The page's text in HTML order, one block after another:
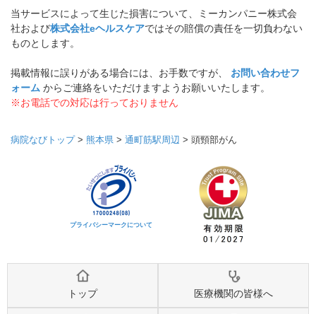
当サービスによって生じた損害について、ミーカンパニー株式会
社および株式会社eヘルスケアではその賠償の責任を一切負わない
ものとします。
掲載情報に誤りがある場合には、お手数ですが、 お問い合わせフ
ォーム からご連絡をいただけますようお願いいたします。
※お電話での対応は行っておりません
病院なびトップ> 熊本県 > 通町筋駅周辺 > 頭頸部がん
プライバシーマークについて
トップ 医療機関の皆様へ